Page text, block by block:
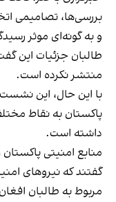
بررسی‌ها، تصامیمی
و به گونه‌ای موثر
طالبان جزئیات این
منتشر نکرده است.
با این حال، این
پاکستان به نقاط
داشته است.
منابع امنیتی پاکستان
گفتند که نیروهای
مربوط به طالبان